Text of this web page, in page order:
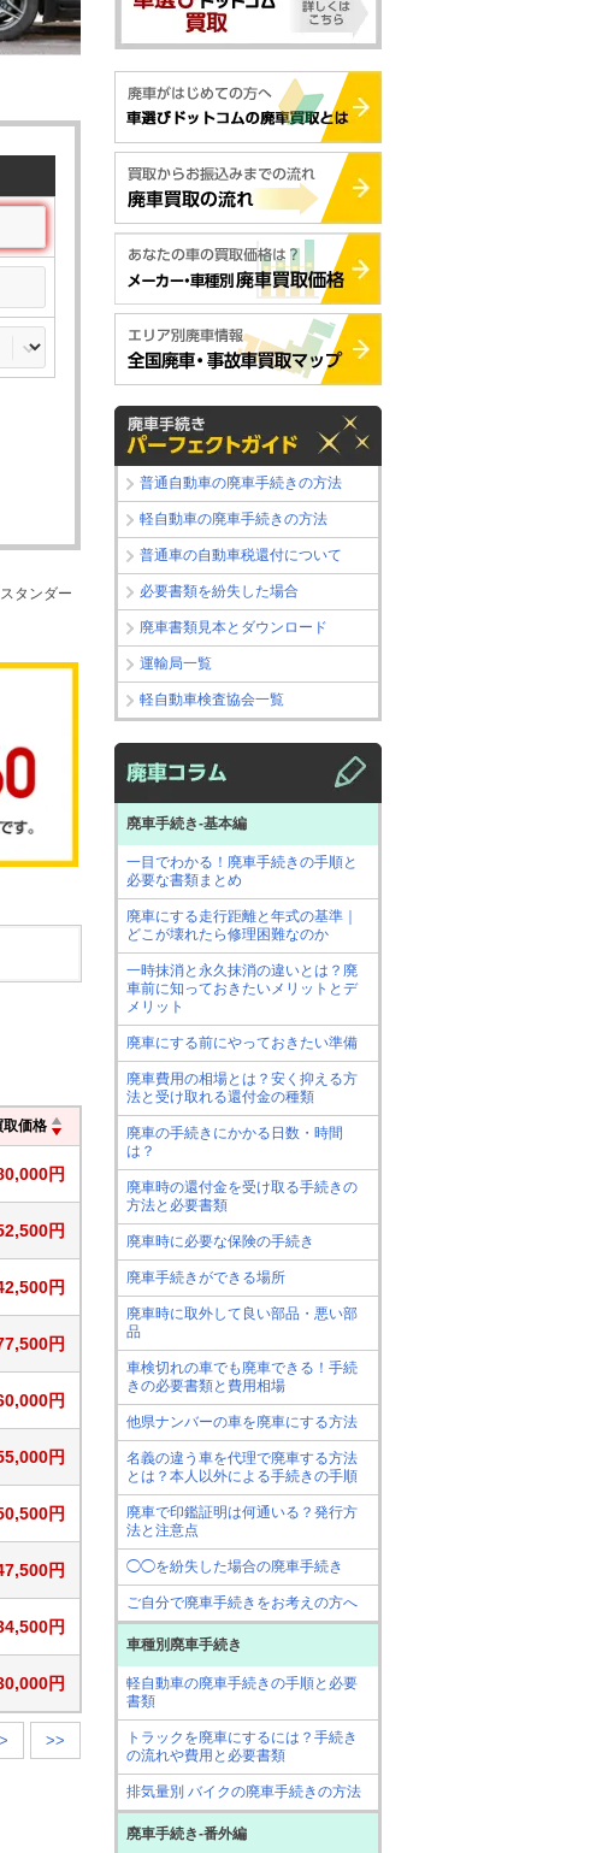
タンダー
取価格
円
円
円
円
円
円
円
円
円
円
> >>
普通自動車の廃車手続きの方法
軽自動車の廃車手続きの方法
普通車の自動車税還付について
必要書類を紛失した場合
廃車書類見本とダウンロード
運輸局一覧
軽自動車検査協会一覧
廃車手続き-基本編
一目でわかる！廃車手続きの手順と
必要な書類まとめ
廃車にする走行距離と年式の基準｜
どこが壊れたら修理困難なのか
一時抹消と永久抹消の違いとは？廃
車前に知っておきたいメリットとデ
メリット
廃車にする前にやっておきたい準備
廃車費用の相場とは？安く抑える方
法と受け取れる還付金の種類
廃車の手続きにかかる日数・時間
は？
廃車時の還付金を受け取る手続きの
方法と必要書類
廃車時に必要な保険の手続き
廃車手続きができる場所
廃車時に取外して良い部品・悪い部
品
車検切れの車でも廃車できる！手続
きの必要書類と費用相場
他県ナンバーの車を廃車にする方法
名義の違う車を代理で廃車する方法
とは？本人以外による手続きの手順
廃車で印鑑証明は何通いる？発行方
法と注意点
◯◯を紛失した場合の廃車手続き
ご自分で廃車手続きをお考えの方へ
車種別廃車手続き
軽自動車の廃車手続きの手順と必要
書類
トラックを廃車にするには？手続き
の流れや費用と必要書類
排気量別 バイクの廃車手続きの方法
廃車手続き-番外編